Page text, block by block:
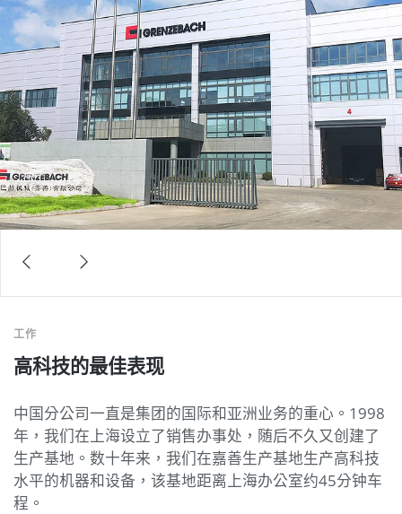
高科技的最佳表现
工作
中国分公司一直是集团的国际和亚洲业务的重心。1998
年，我们在上海设立了销售办事处，随后不久又创建了
生产基地。数十年来，我们在嘉善生产基地生产高科技
水平的机器和设备，该基地距离上海办公室约45分钟车
程。